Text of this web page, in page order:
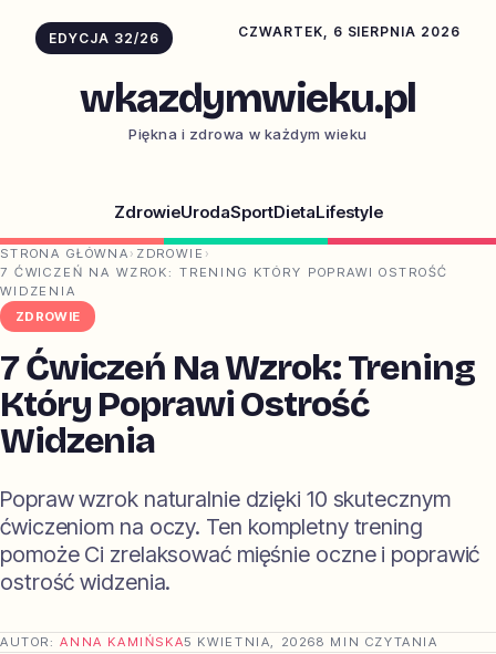
EDYCJA 32/26 CZWARTEK, 6 SIERPNIA 2026
wkazdymwieku.pl
Piękna i zdrowa w każdym wieku
ZdrowieUrodaSportDietaLifestyle
STRONA GŁÓWNA › ZDROWIE ›
7 ĆWICZEŃ NA WZROK: TRENING KTÓRY POPRAWI OSTROŚĆ
WIDZENIA
ZDROWIE
7 Ćwiczeń Na Wzrok: Trening
Który Poprawi Ostrość
Widzenia
Popraw wzrok naturalnie dzięki 10 skutecznym
ćwiczeniom na oczy. Ten kompletny trening
pomoże Ci zrelaksować mięśnie oczne i poprawić
ostrość widzenia.
AUTOR:ANNA KAMIŃSKA5 KWIETNIA, 20268 MIN CZYTANIA